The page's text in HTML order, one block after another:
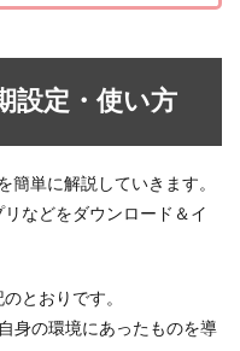
設定・使い方
簡単に解説していきます。
などをダウンロード＆イ
とおりです。
身の環境にあったものを導